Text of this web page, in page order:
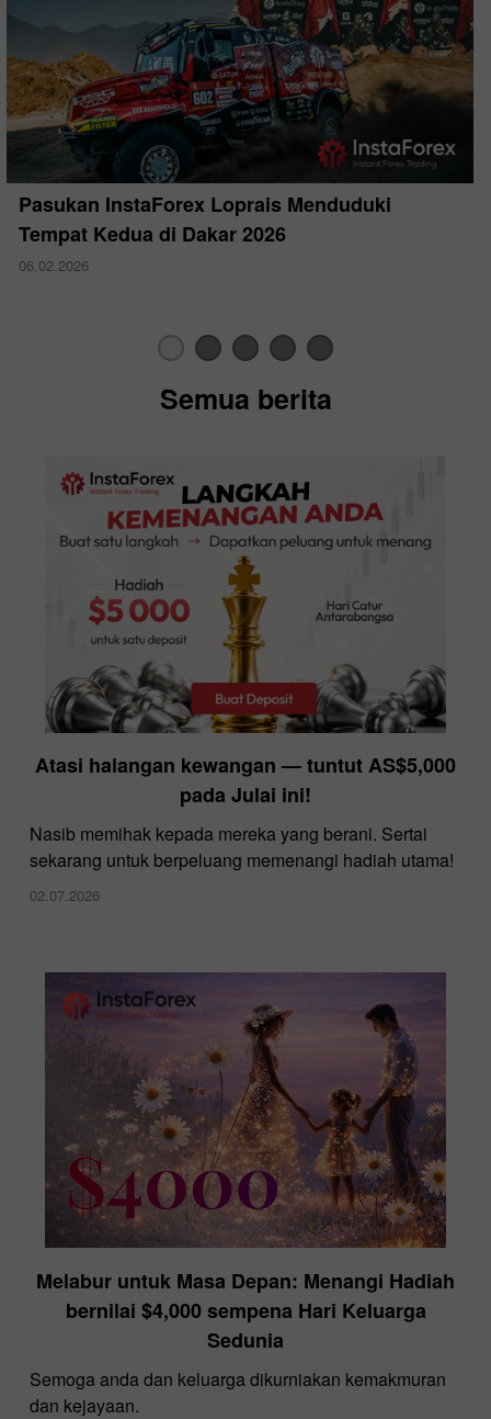
Pasukan InstaForex Loprais Menduduki
Tempat Kedua di Dakar 2026
06.02.2026
pasaran
InstaForex di Ekspo Forex Dubai
28.11.2024
Semua berita
Atasi halangan kewangan — tuntut AS$5,000
pada Julai ini!
Nasib memihak kepada mereka yang berani. Sertai
sekarang untuk berpeluang memenangi hadiah utama!
02.07.2026
Melabur untuk Masa Depan: Menangi Hadiah
bernilai $4,000 sempena Hari Keluarga
Sedunia
Semoga anda dan keluarga dikurniakan kemakmuran
dan kejayaan.